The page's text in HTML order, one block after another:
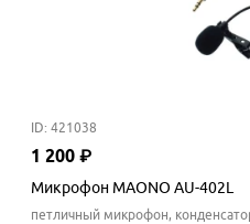
ID: 421038
1 200 ₽
Микрофон MAONO AU-402L
петличный микрофон,